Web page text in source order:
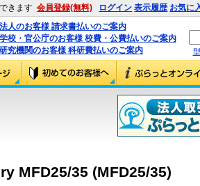
できます 会員登録(無料) ログイン 表示履歴 お気に
法人のお客様 請求書払いのご案内
学校・官公庁のお客様 校費・公費払いのご案内
研究機関のお客様 科研費払いのご案内
MFD25/35 (MFD25/35)